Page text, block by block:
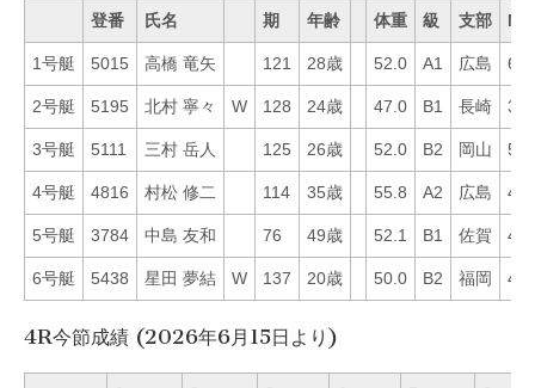
登番 氏名 期 年齢 体重 級 支部 Mo
1号艇 5015 高橋 竜矢 121 28歳 52.0 A1 広島 60
2号艇 5195 北村 寧々 W 128 24歳 47.0 B1 長崎 33
3号艇 5111 三村 岳人 125 26歳 52.0 B2 岡山 51
4号艇 4816 村松 修二 114 35歳 55.8 A2 広島 48
5号艇 3784 中島 友和 76 49歳 52.1 B1 佐賀 42
6号艇 5438 星田 夢結 W 137 20歳 50.0 B2 福岡 44
4R今節成績 (2026年6月15日より)